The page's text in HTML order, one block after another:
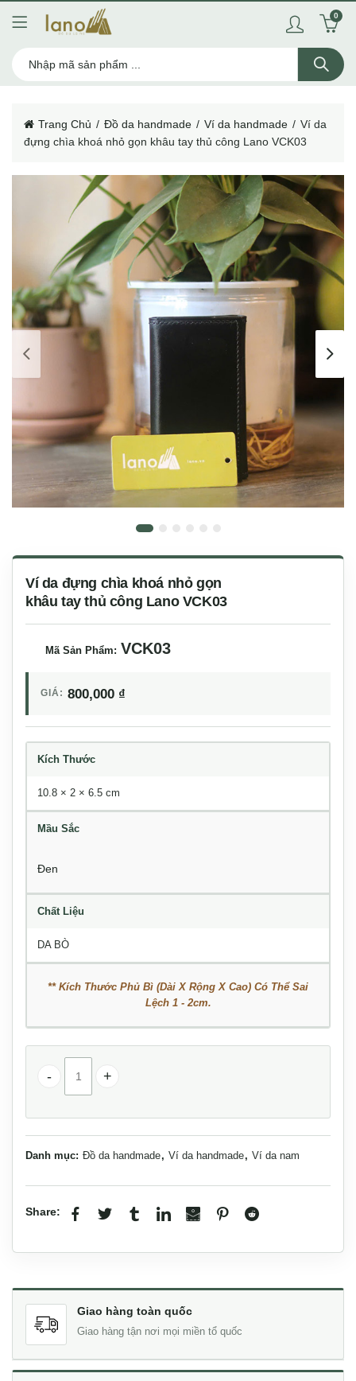
0
Trang Chủ Đồ da handmade Ví da handmade
Ví da
đựng chìa khoá nhỏ gọn khâu tay thủ công Lano VCK03
Ví da đựng chìa khoá nhỏ gọn
khâu tay thủ công Lano VCK03
Mã Sản Phẩm: VCK03
GIÁ: 800,000 ₫
Kích Thước
10.8 × 2 × 6.5 cm
Mầu Sắc
Đen
Chất Liệu
DA BÒ
** Kích Thước Phủ Bì (Dài X Rộng X Cao) Có Thể Sai
Lệch 1 - 2cm.
Ví da đựng chìa khoá nhỏ gọn khâu tay thủ công Lano
Danh mục: Đồ da handmade, Ví da handmade, Ví da nam
Share:
Giao hàng toàn quốc
Giao hàng tận nơi mọi miền tổ quốc